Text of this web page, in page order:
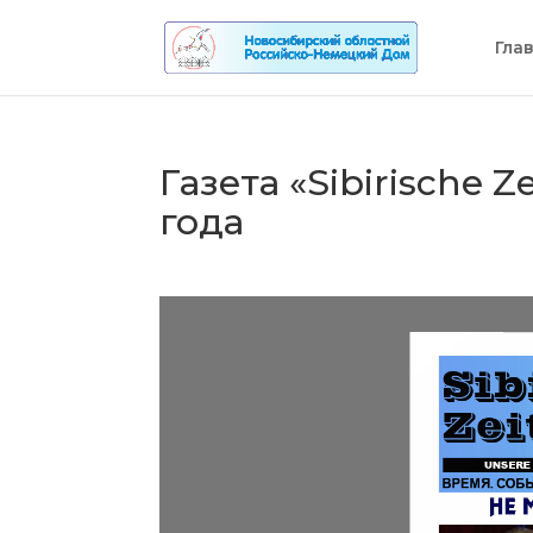
Газета «Sibirische
года